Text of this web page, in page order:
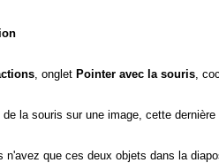
, onglet Pointer avec la souris ,
la souris sur une image, cette
que ces deux objets dans la